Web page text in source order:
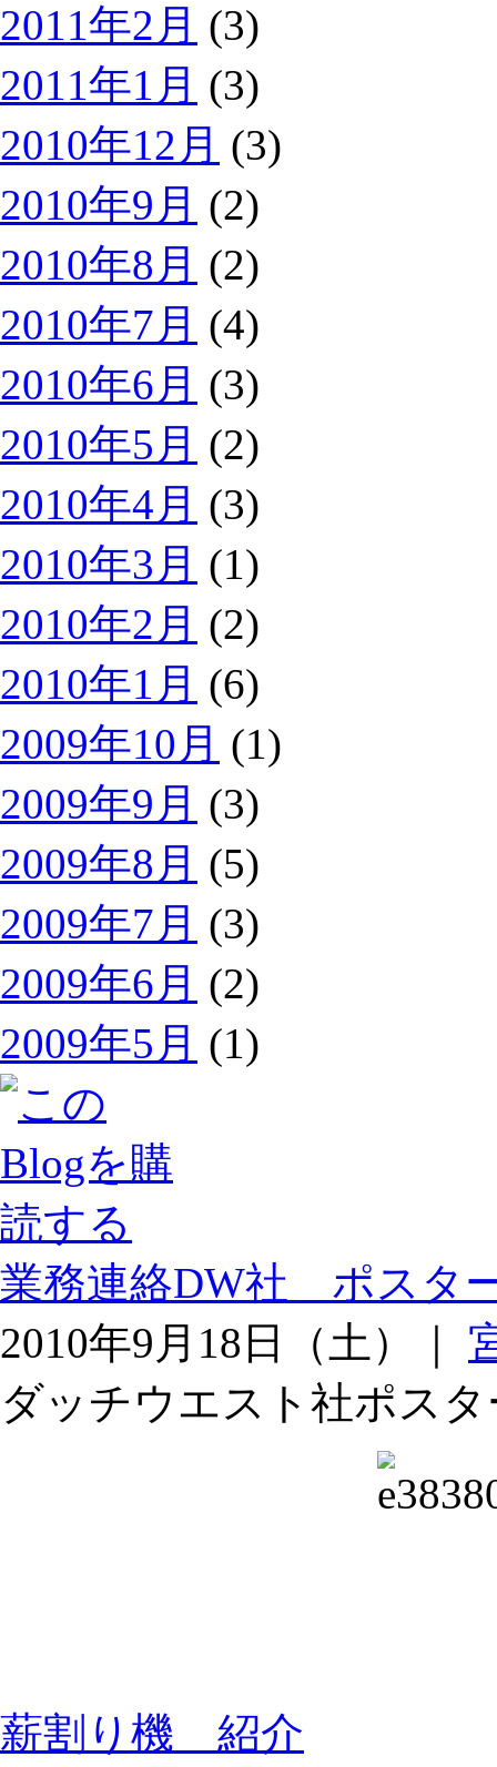
2011年2月 (3)
2011年1月 (3)
2010年12月 (3)
2010年9月 (2)
2010年8月 (2)
2010年7月 (4)
2010年6月 (3)
2010年5月 (2)
2010年4月 (3)
2010年3月 (1)
2010年2月 (2)
2010年1月 (6)
2009年10月 (1)
2009年9月 (3)
2009年8月 (5)
2009年7月 (3)
2009年6月 (2)
2009年5月 (1)
業務連絡DW社 ポスタ
2010年9月18日（土）｜
ダッチウエスト社ポ
薪割り機 紹介